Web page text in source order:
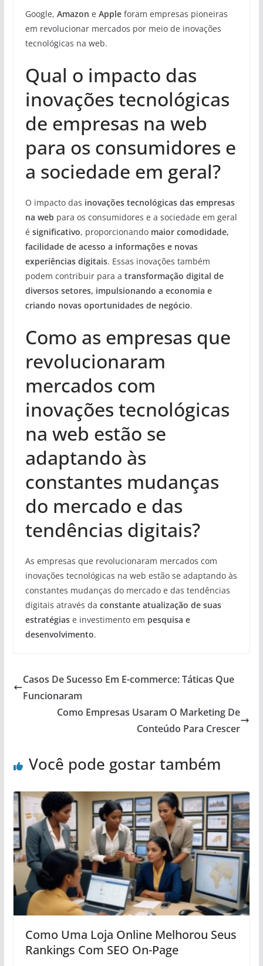
Google, Amazon e Appleforam empresas pioneiras
em revolucionar mercados por meio de inovações
tecnológicas na web.
Qual o impacto das
inovações tecnológicas
de empresas na web
para os consumidores e
a sociedade em geral?
O impacto das inovações tecnológicas das empresas
na web para os consumidores e a sociedade em geral
é significativo, proporcionando maior comodidade,
facilidade de acesso a informações e novas
experiências digitais. Essas inovações também
podem contribuir para a transformação digital de
diversos setores, impulsionando a economia e
criando novas oportunidades de negócio.
Como as empresas que
revolucionaram
mercados com
inovações tecnológicas
na web estão se
adaptando às
constantes mudanças
do mercado e das
tendências digitais?
As empresas que revolucionaram mercados com
inovações tecnológicas na web estão se adaptando às
constantes mudanças do mercado e das tendências
digitais através da constante atualização de suas
estratégiase investimento em pesquisa e
desenvolvimento.
Casos De Sucesso Em E-commerce: Táticas Que
Funcionaram
Como Empresas Usaram O Marketing De
Conteúdo Para Crescer
Você pode gostar também
Como Uma Loja Online Melhorou Seus
Rankings Com SEO On-Page